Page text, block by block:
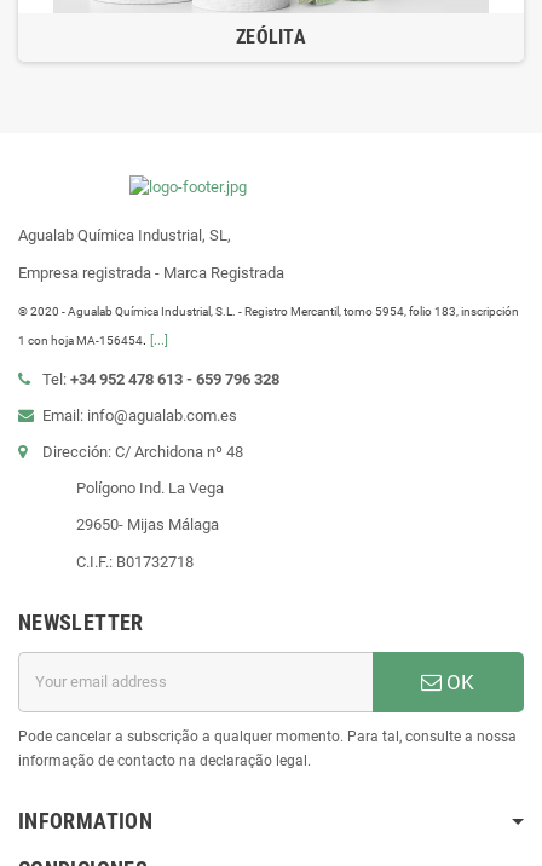
ZEÓLITA
Agualab Química Industrial, SL,
Empresa registrada - Marca Registrada
® 2020 - Agualab Química Industrial, S.L. - Registro Mercantil, tomo 5954, folio 183, inscripción
1 con hoja MA-156454. [...]
Tel: +34 952 478 613 - 659 796 328
Email: info@agualab.com.es
Dirección: C/ Archidona nº 48
Polígono Ind. La Vega
29650- Mijas Málaga
C.I.F.: B01732718
NEWSLETTER
OK
Pode cancelar a subscrição a qualquer momento. Para tal, consulte a nossa
informação de contacto na declaração legal.
INFORMATION